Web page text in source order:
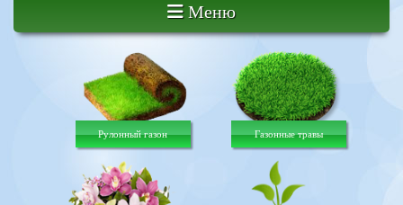
Меню
Рулонный газон Газонные травы